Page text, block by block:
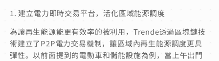
1. 建立電力即時交易平台，活化區域能源調度
為讓再生能源能更有效率的被利用，Trende透過區塊鏈技
術建立了P2P電力交易機制，讓區域內再生能源調度更具
彈性。以前面提到的電動車和儲能設施為例，當上午出門